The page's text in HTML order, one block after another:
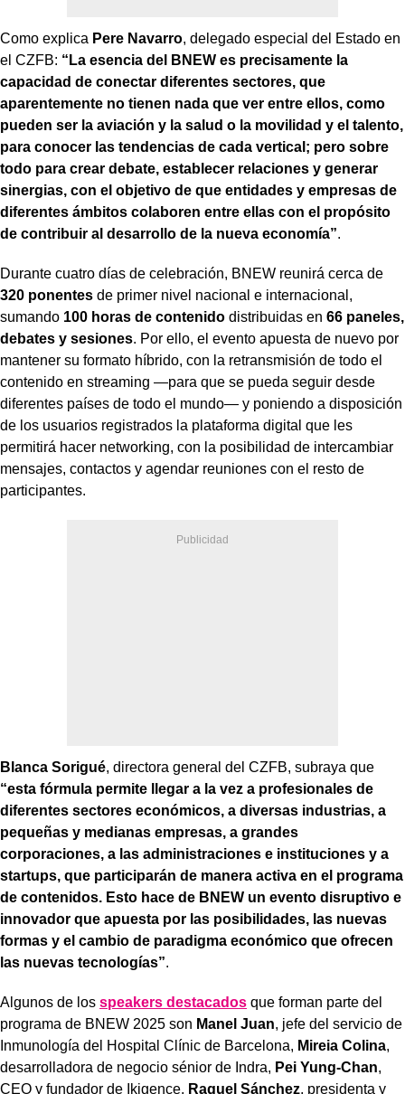
Como explica Pere Navarro, delegado especial del Estado en
el CZFB: “La esencia del BNEW es precisamente la
capacidad de conectar diferentes sectores, que
aparentemente no tienen nada que ver entre ellos, como
pueden ser la aviación y la salud o la movilidad y el talento,
para conocer las tendencias de cada vertical; pero sobre
todo para crear debate, establecer relaciones y generar
sinergias, con el objetivo de que entidades y empresas de
diferentes ámbitos colaboren entre ellas con el propósito
de contribuir al desarrollo de la nueva economía”.
Durante cuatro días de celebración, BNEW reunirá cerca de
320 ponentes de primer nivel nacional e internacional,
sumando 100 horas de contenido distribuidas en 66 paneles,
debates y sesiones. Por ello, el evento apuesta de nuevo por
mantener su formato híbrido, con la retransmisión de todo el
contenido en streaming —para que se pueda seguir desde
diferentes países de todo el mundo— y poniendo a disposición
de los usuarios registrados la plataforma digital que les
permitirá hacer networking, con la posibilidad de intercambiar
mensajes, contactos y agendar reuniones con el resto de
participantes.
Blanca Sorigué, directora general del CZFB, subraya que
“esta fórmula permite llegar a la vez a profesionales de
diferentes sectores económicos, a diversas industrias, a
pequeñas y medianas empresas, a grandes
corporaciones, a las administraciones e instituciones y a
startups, que participarán de manera activa en el programa
de contenidos. Esto hace de BNEW un evento disruptivo e
innovador que apuesta por las posibilidades, las nuevas
formas y el cambio de paradigma económico que ofrecen
las nuevas tecnologías”.
Algunos de los speakers destacados que forman parte del
programa de BNEW 2025 son Manel Juan, jefe del servicio de
Inmunología del Hospital Clínic de Barcelona, Mireia Colina,
desarrolladora de negocio sénior de Indra, Pei Yung-Chan,
CEO y fundador de Ikigence, Raquel Sánchez, presidenta y